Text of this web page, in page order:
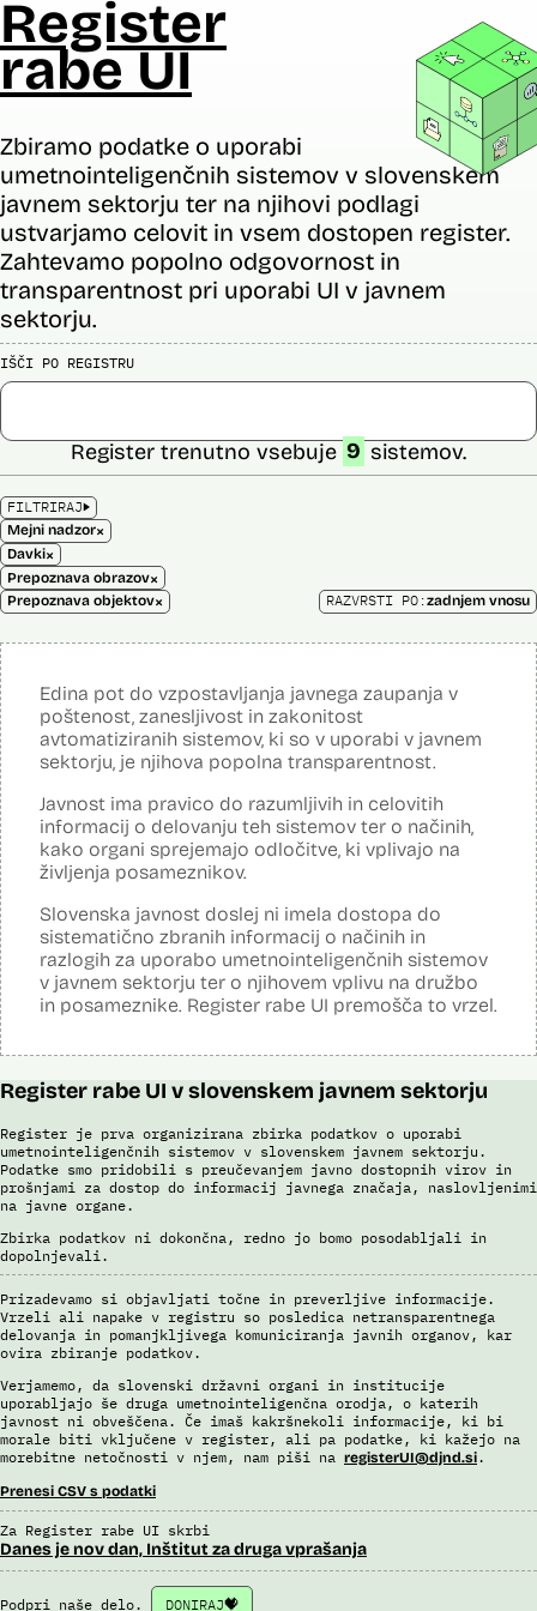
Register
rabe UI
Zbiramo podatke o uporabi
umetnointeligenčnih sistemov v slovenskem
javnem sektorju ter na njihovi podlagi
ustvarjamo celovit in vsem dostopen register.
Zahtevamo popolno odgovornost in
transparentnost pri uporabi UI v javnem
sektorju.
IŠČI PO REGISTRU
FILTRIRAJ
Mejni nadzor×
Davki×
Prepoznava obrazov×
Prepoznava objektov×
Register trenutno vsebuje 9 sistemov.
RAZVRSTI PO:zadnjem vnosu
Edina pot do vzpostavljanja javnega zaupanja v
poštenost, zanesljivost in zakonitost
avtomatiziranih sistemov, ki so v uporabi v javnem
sektorju, je njihova popolna transparentnost.
Javnost ima pravico do razumljivih in celovitih
informacij o delovanju teh sistemov ter o načinih,
kako organi sprejemajo odločitve, ki vplivajo na
življenja posameznikov.
Slovenska javnost doslej ni imela dostopa do
sistematično zbranih informacij o načinih in
razlogih za uporabo umetnointeligenčnih sistemov
v javnem sektorju ter o njihovem vplivu na družbo
in posameznike. Register rabe UI premošča to vrzel.
Register rabe UI v slovenskem javnem sektorju
Register je prva organizirana zbirka podatkov o uporabi
umetnointeligenčnih sistemov v slovenskem javnem sektorju.
Podatke smo pridobili s preučevanjem javno dostopnih virov in
prošnjami za dostop do informacij javnega značaja, naslovljenimi
na javne organe.
Zbirka podatkov ni dokončna, redno jo bomo posodabljali in
dopolnjevali.
Prizadevamo si objavljati točne in preverljive informacije.
Vrzeli ali napake v registru so posledica netransparentnega
delovanja in pomanjkljivega komuniciranja javnih organov, kar
ovira zbiranje podatkov.
Verjamemo, da slovenski državni organi in institucije
uporabljajo še druga umetnointeligenčna orodja, o katerih
javnost ni obveščena. Če imaš kakršnekoli informacije, ki bi
morale biti vključene v register, ali pa podatke, ki kažejo na
morebitne netočnosti v njem, nam piši na registerUI@djnd.si.
Prenesi CSV s podatki
Za Register rabe UI skrbi
Danes je nov dan, Inštitut za druga vprašanja
Podpri naše delo. DONIRAJ